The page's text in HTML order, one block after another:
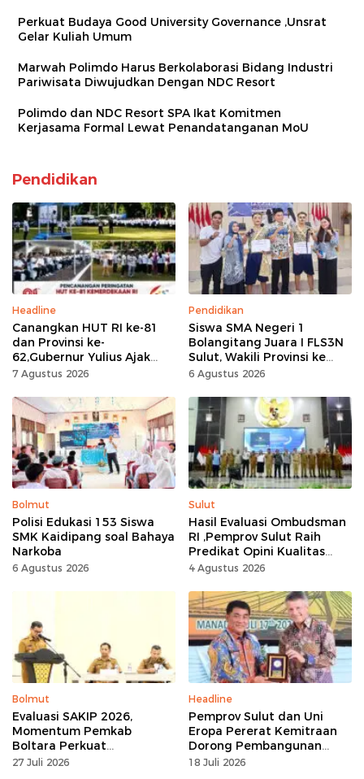
Perkuat Budaya Good University Governance ,Unsrat
Gelar Kuliah Umum
Marwah Polimdo Harus Berkolaborasi Bidang Industri
Pariwisata Diwujudkan Dengan NDC Resort
Polimdo dan NDC Resort SPA Ikat Komitmen
Kerjasama Formal Lewat Penandatanganan MoU
Pendidikan
Headline
Canangkan HUT RI ke-81
dan Provinsi ke-
62,Gubernur Yulius Ajak
Seluruh Masyarakat
Kemerdekaan Momentum
Kerja Keras
7 Agustus 2026
Pendidikan
Siswa SMA Negeri 1
Bolangitang Juara I FLS3N
Sulut, Wakili Provinsi ke
Tingkat Nasional
6 Agustus 2026
Bolmut
Polisi Edukasi 153 Siswa
SMK Kaidipang soal Bahaya
Narkoba
6 Agustus 2026
Sulut
Hasil Evaluasi Ombudsman
RI ,Pemprov Sulut Raih
Predikat Opini Kualitas
Tinggi Tanpa
4 Agustus 2026
Bolmut
Evaluasi SAKIP 2026,
Momentum Pemkab
Boltara Perkuat
Akuntabilitas dan Kinerja
27 Juli 2026
Headline
Pemprov Sulut dan Uni
Eropa Pererat Kemitraan
Dorong Pembangunan
Berkelanjutan
18 Juli 2026